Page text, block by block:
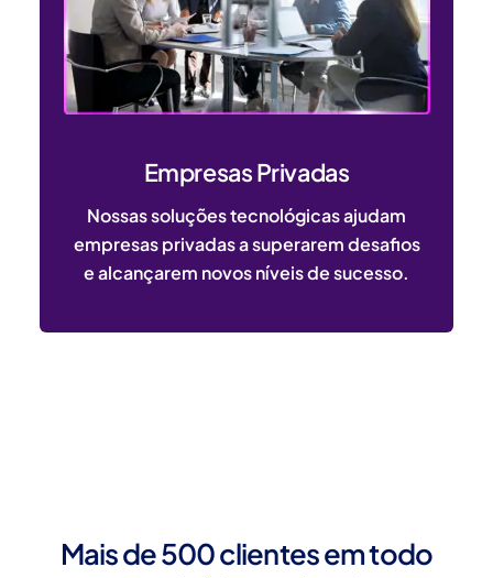
Empresas Privadas
Nossas soluções tecnológicas ajudam
empresas privadas a superarem desafios
e alcançarem novos níveis de sucesso.
Mais de 500 clientes em todo